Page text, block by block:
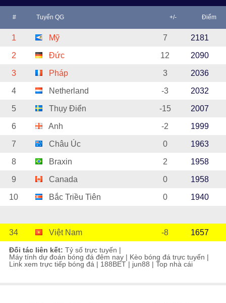
# Tuyển QG +/- Điểm
1 Mỹ 7 2181
2 Đức 12 2090
3 Pháp 3 2036
4 Netherland -3 2032
5 Thụy Điển -15 2007
6 Anh -2 1999
7 Châu Úc 0 1963
8 Braxin 2 1958
9 Canada 0 1958
10 Bắc Triều Tiên 0 1940
34 Việt Nam -8 1657
Đối tác liên kết: Tỷ số trực tuyến |
Máy tính dự đoán bóng đá đêm nay | Kèo bóng đá trực tuyến |
Link xem trực tiếp bóng đá | 188BET | jun88 | Top nhà cái